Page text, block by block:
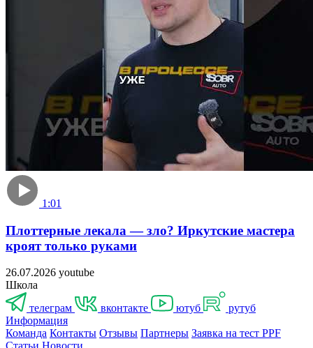
1:01
Плоттерные лекала — зло? Иркутские мастера
кроят только руками
26.07.2026 youtube
Школа
телеграм
контакте юту
руту
Информация
Команда Контакты Отзывы Партнеры Заявка на тест PPF